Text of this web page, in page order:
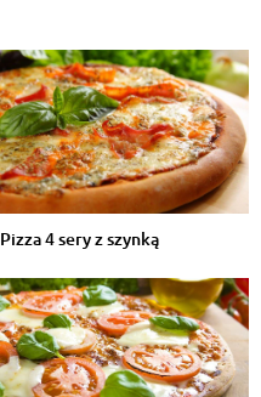
Pizza 4 sery z szynką